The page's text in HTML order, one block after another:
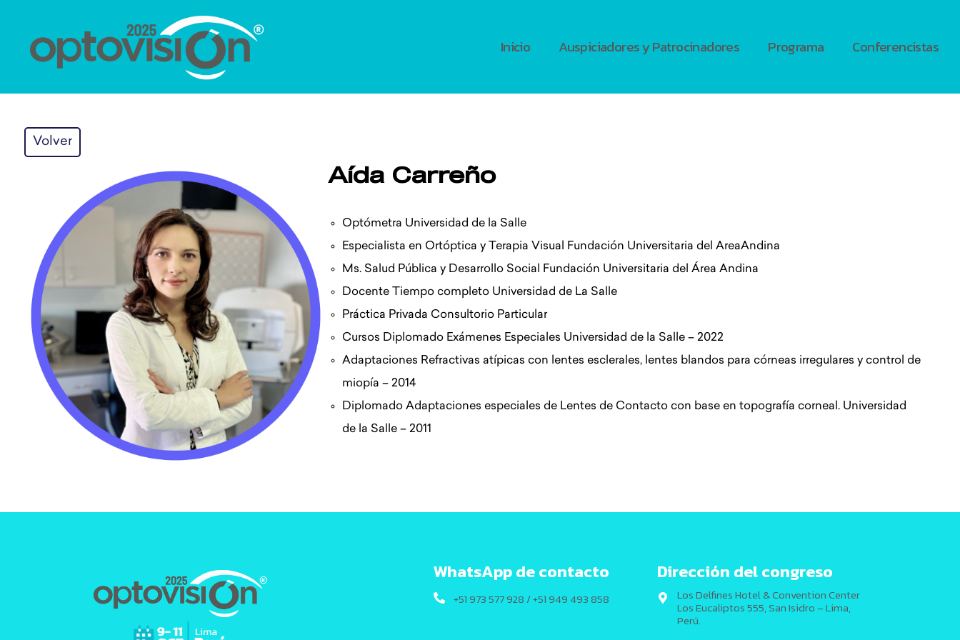
Inicio Auspiciadores y Patrocinadores Programa Conferencistas
Volver
Aída Carreño
Optómetra Universidad de la Salle
Especialista en Ortóptica y Terapia Visual Fundación Universitaria del AreaAndina
Ms. Salud Pública y Desarrollo Social
Fundación Universitaria del Área Andina
Docente Tiempo completo Universidad de La Salle
Práctica Privada Consultorio Particular
Cursos Diplomado Exámenes Especiales Universidad de la Salle – 2022
Adaptaciones Refractivas atípicas con lentes esclerales, lentes blandos para córneas irregularesy control de
miopía – 2014
Diplomado Adaptaciones especiales de Lentes de Contacto con base en topografía corneal. Universidad
de la Salle – 2011
WhatsApp de contacto
+51 973 577 928 / +51 949 493 858
Dirección del congreso
Los Delfines Hotel & Convention Center
Los Eucaliptos 555, San Isidro – Lima,
Perú.